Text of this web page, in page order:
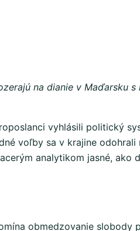
na dianie v
vyhlásili politický
voľby sa v krajine
analytikom jasné, ako
obmedzovanie